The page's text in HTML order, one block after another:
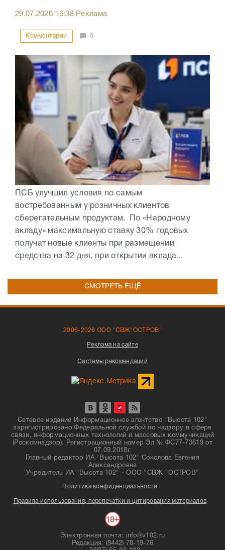
29.07.2026 16:38Реклама
Комментарии 0
ПСБ улучшил условия по самым
востребованным у розничных клиентов
сберегательным продуктам. По «Народному
вкладу» максимальную ставку 30% годовых
получат новые клиенты при размещении
средства на 32 дня, при открытии вклада...
СМОТРЕТЬ ЕЩЁ
2006-2026 ООО "СВЖ"ОСТРОВ"
Реклама на сайте
Системы рекомендаций
Сетевое издание Информационное агентство "Высота 102"
зарегистрировано Федеральной службой по надзору в сфере
связи, информационных технологий и массовых коммуникаций
(Роскомнадзор). Регистрационный номер Эл № ФС77-73619 от
07.09.2018г.
Главный редактор ИА "Высота 102" Соколова Евгения
Александровна
Учредитель ИА "Высота 102" - ООО "СВЖ "ОСТРОВ"
Политика конфиденциальности
Правила использования, перепечатки и цитирования материалов
Электронная почта: info@v102.ru
Редакция: (8442) 78-19-76